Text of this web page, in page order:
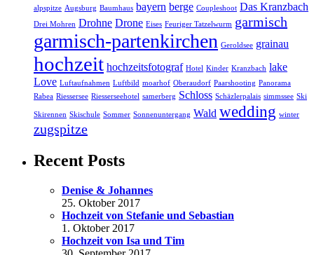
alpspitze Augsburg Baumhaus bayern berge Coupleshoot Das Kranzbach
Drei Mohren Drohne Drone Eises Feuriger Tatzelwurm garmisch
garmisch-partenkirchen Geroldsee grainau
hochzeit hochzeitsfotograf Hotel Kinder Kranzbach lake
Love Luftaufnahmen Luftbild moarhof Oberaudorf Paarshooting Panorama
Rabea Riessersee Riesserseehotel samerberg Schloss Schäzlerpalais simmssee Ski
Skirennen Skischule Sommer Sonnenuntergang Wald wedding winter
zugspitze
Recent Posts
Denise & Johannes
25. Oktober 2017
Hochzeit von Stefanie und Sebastian
1. Oktober 2017
Hochzeit von Isa und Tim